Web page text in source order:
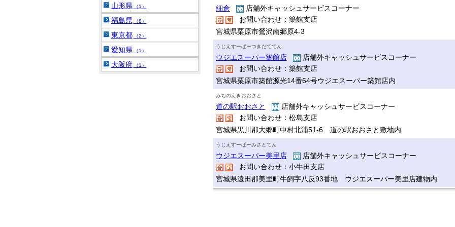
細倉
店舗外キャッシュサービスコーナー
お問い合わせ：築館支店
宮城県栗原市鶯沢南郷原4-3
うじえすーぱーつきだててん
ウジエスーパー築館店
店舗外キャッシュサービスコーナー
お問い合わせ：築館支店
宮城県栗原市築館源光14番64号ウジエスーパー築館店内
みちのえきおおさと
道の駅おおさと
店舗外キャッシュサービスコーナー
お問い合わせ：松島支店
宮城県黒川郡大郷町中村北浦51-6 道の駅おおさと敷地内
うじえすーぱーみさとてん
ウジエスーパー美里店
店舗外キャッシュサービスコーナー
お問い合わせ：小牛田支店
宮城県遠田郡美里町牛飼字八反93番地 ウジエスーパー美里店建物内
山形県 （1）
福島県 （8）
東京都 （2）
愛知県 （1）
大阪府 （1）